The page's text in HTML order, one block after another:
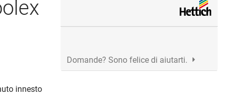
innesto
Domande? Sono felice di aiutarti.